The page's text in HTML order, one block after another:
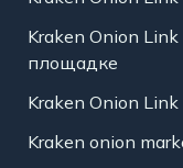
Kraken Onion
площадке
Kraken Onion
Kraken onion